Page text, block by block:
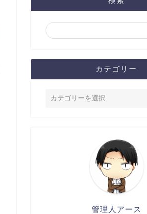
カテゴリー
管理人アース